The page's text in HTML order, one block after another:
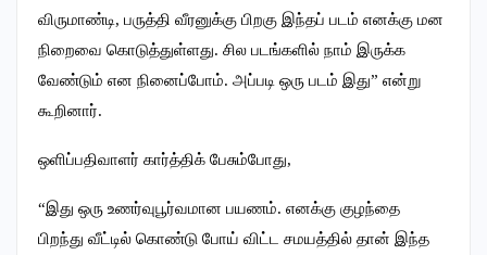
விருமாண்டி, பருத்தி வீரனுக்கு பிறகு இந்தப் படம் எனக்கு மன
நிறைவை கொடுத்துள்ளது. சில படங்களில் நாம் இருக்க
வேண்டும் என நினைப்போம். அப்படி ஒரு படம் இது” என்று
கூறினார்.
ஒளிப்பதிவாளர் கார்த்திக் பேசும்போது,
“இது ஒரு உணர்வுபூர்வமான பயணம். எனக்கு குழந்தை
பிறந்து வீட்டில் கொண்டு போய் விட்ட சமயத்தில் தான் இந்த